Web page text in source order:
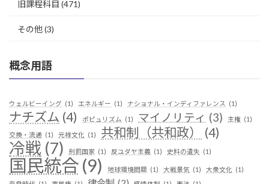
旧課程科目 (471)
その他(3)
概念用語
ウェルビーイング (1) エネルギー (1) ナショナル・インディファレンス (1)
ナチズム (4) ポピュリズム (1) マイノリティ (3) 主権 (1)
交換・流通 (1) 元禄文化 (1) 共和制（共和政） (4)
冷戦 (7) 刑罰国家 (1) 反ユダヤ主義 (1) 史料の遺失 (1)
国民統合 (9) 地球環境問題 (1) 大戦景気 (1) 大衆文化 (1)